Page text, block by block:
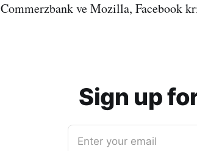
Commerzbank ve Mozilla, Facebook
Sign up
Enter your email